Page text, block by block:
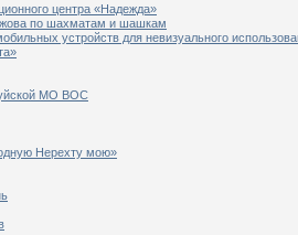
центра «Надежда»
по шахматам и шашкам
устройств для невизуального
МО ВОС
Нерехту мою»